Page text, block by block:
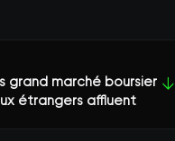
grand marché boursier
étrangers affluent
↓